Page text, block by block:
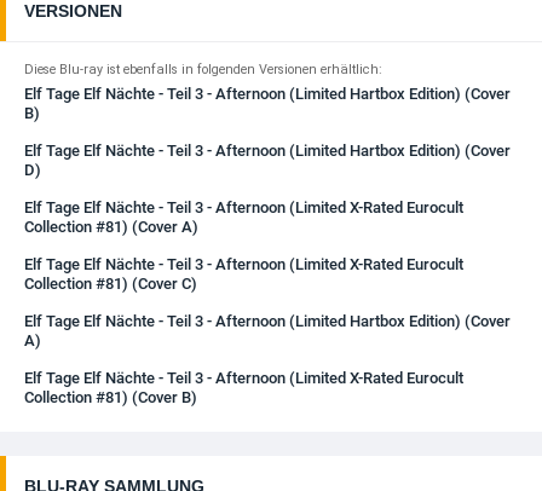
VERSIONEN
Diese Blu-ray ist ebenfalls in folgenden Versionen erhältlich:
Elf Tage Elf Nächte - Teil 3 - Afternoon (Limited Hartbox Edition) (Cover
B)
Elf Tage Elf Nächte - Teil 3 - Afternoon (Limited Hartbox Edition) (Cover
D)
Elf Tage Elf Nächte - Teil 3 - Afternoon (Limited X-Rated Eurocult
Collection #81) (Cover A)
Elf Tage Elf Nächte - Teil 3 - Afternoon (Limited X-Rated Eurocult
Collection #81) (Cover C)
Elf Tage Elf Nächte - Teil 3 - Afternoon (Limited Hartbox Edition) (Cover
A)
Elf Tage Elf Nächte - Teil 3 - Afternoon (Limited X-Rated Eurocult
Collection #81) (Cover B)
BLU-RAY SAMMLUNG